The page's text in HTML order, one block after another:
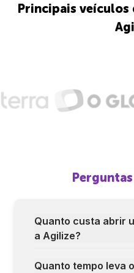
Principais veículos
Quanto custa abrir
a Agilize?
Quanto tempo leva